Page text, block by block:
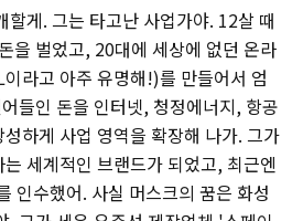
할게. 그는 타고난 사업가야. 12살 때
을 벌었고, 20대에 세상에 없던 온라
이라고 아주 유명해!)를 만들어서 엄
들인 돈을 인터넷, 청정에너지, 항공
하게 사업 영역을 확장해 나가. 그가
세계적인 브랜드가 되었고, 최근엔
인수했어. 사실 머스크의 꿈은 화성